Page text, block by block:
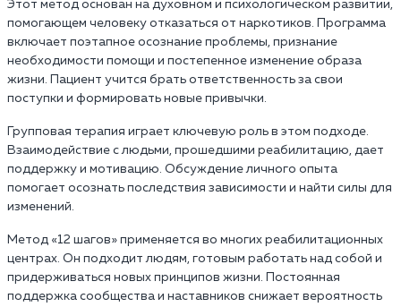
Этот метод основан на духовном и психологическом развитии,
помогающем человеку отказаться от наркотиков. Программа
включает поэтапное осознание проблемы, признание
необходимости помощи и постепенное изменение образа
жизни. Пациент учится брать ответственность за свои
поступки и формировать новые привычки.
Групповая терапия играет ключевую роль в этом подходе.
Взаимодействие с людьми, прошедшими реабилитацию, дает
поддержку и мотивацию. Обсуждение личного опыта
помогает осознать последствия зависимости и найти силы для
изменений.
Метод «12 шагов» применяется во многих реабилитационных
центрах. Он подходит людям, готовым работать над собой и
придерживаться новых принципов жизни. Постоянная
поддержка сообщества и наставников снижает вероятность